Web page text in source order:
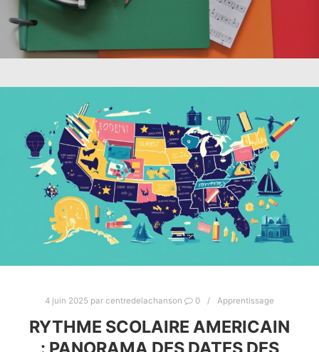
4 juin 2025 par centredelachanson 0 Apprentissage
RYTHME SCOLAIRE AMERICAIN
: PANORAMA DES DATES DES